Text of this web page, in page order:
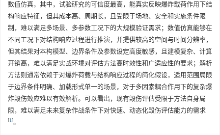
数值仿真，其中，试验研究的可信度最高，能真实反映爆炸载荷作用下结
构响应特征，但其成本高、周期长，且受限于场地、安全和实施条件限
制，难以满足多场景、多参数工况下的大规模验证需求；数值仿真能够在
不同工况下对结构响应过程进行推演，并提供较高的空间与时间分辨率，
但其结果对本构模型、边界条件及参数设定高度敏感，且建模复杂、计算
开销高，难以满足实战环境对评估方法高时效性和广适应性的要求；解析
方法则通常依赖于对爆炸荷载与结构响应过程的简化假设，适用范围局限
于边界条件明确、加载形式单一的场景，对于多因素耦合作用下的复杂爆
炸毁伤效应难以有效解析。可以看出，现有毁伤评估受限于方法自身局
限，难以满足未来复杂作战条件下对快速、动态化毁伤评估能力的需求
[1]。